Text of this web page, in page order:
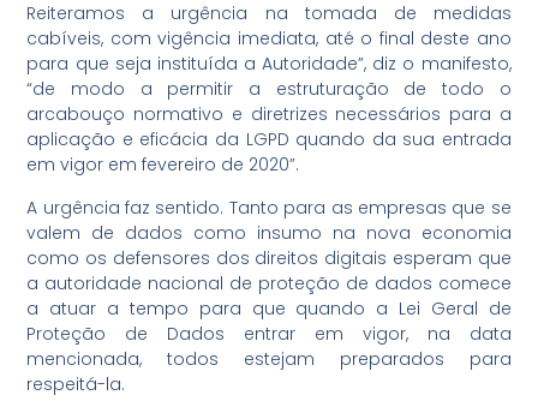
Reiteramos a urgência na tomada de medidas
cabíveis, com vigência imediata, até o final deste ano
para que seja instituída a Autoridade”, diz o manifesto,
“de modo a permitir a estruturação de todo o
arcabouço normativo e diretrizes necessários para a
aplicação e eficácia da LGPD quando da sua entrada
em vigor em fevereiro de 2020”.
A urgência faz sentido. Tanto para as empresas que se
valem de dados como insumo na nova economia
como os defensores dos direitos digitais esperam que
a autoridade nacional de proteção de dados comece
a atuar a tempo para que quando a Lei Geral de
Proteção de Dados entrar em vigor, na data
mencionada, todos estejam preparados para
respeitá-la.